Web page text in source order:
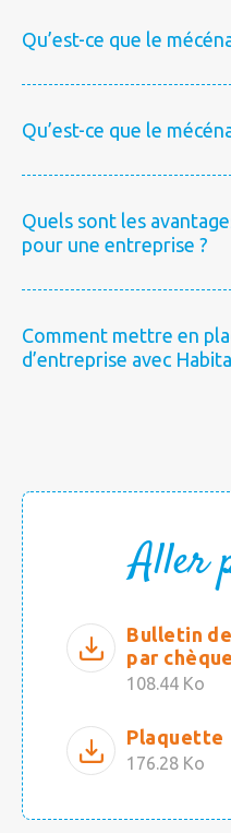
Qu’est-ce que le
Qu’est-ce que le
Quels sont les
pour une entreprise ?
Comment mettre en
d’entreprise avec
Aller
Bulletin
par chèque
108.44 Ko
Plaquette
176.28 Ko